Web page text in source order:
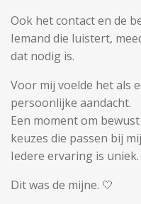
Ook het contact en de
Iemand die luistert,
dat nodig is.
Voor mij voelde het als
persoonlijke aandacht.
Een moment om
keuzes die passen bij
Iedere ervaring is uniek.
Dit was de mijne. 🤍